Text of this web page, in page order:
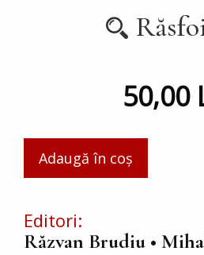
50,00
Editori
Răzvan Brudiu •